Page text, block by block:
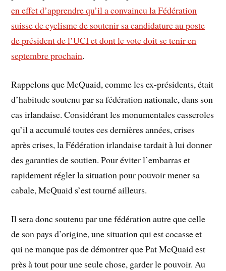
en effet d’apprendre qu’il a convaincu la Fédération
suisse de cyclisme de soutenir sa candidature au poste
de président de l’UCI et dont le vote doit se tenir en
septembre prochain.
Rappelons que McQuaid, comme les ex-présidents, était
d’habitude soutenu par sa fédération nationale, dans son
cas irlandaise. Considérant les monumentales casseroles
qu’il a accumulé toutes ces dernières années, crises
après crises, la Fédération irlandaise tardait à lui donner
des garanties de soutien. Pour éviter l’embarras et
rapidement régler la situation pour pouvoir mener sa
cabale, McQuaid s’est tourné ailleurs.
Il sera donc soutenu par une fédération autre que celle
de son pays d’origine, une situation qui est cocasse et
qui ne manque pas de démontrer que Pat McQuaid est
près à tout pour une seule chose, garder le pouvoir. Au